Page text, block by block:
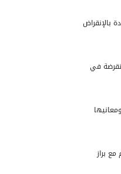
بالإنقراض
في
براز